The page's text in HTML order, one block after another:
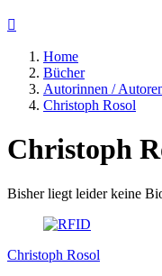

Home
Bücher
Autorinnen /
Christoph Rosol
Christoph
Bisher liegt leider keine
Christoph Rosol